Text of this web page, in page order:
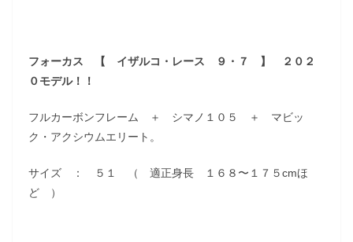
フォーカス 【 イザルコ・レース ９・７ 】 ２０２
０モデル！！
フルカーボンフレーム ＋ シマノ１０５ ＋ マビッ
ク・アクシウムエリート。
サイズ ： ５１ （ 適正身長 １６８〜１７５cmほ
ど ）